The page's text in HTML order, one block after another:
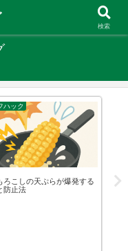
てみたら？
ハック
ろこしの天ぷらが爆発する
防止法
検索